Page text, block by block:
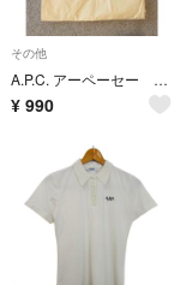
その他
A.P.C. アーペーセー コートカバー 未使用品
¥ 990